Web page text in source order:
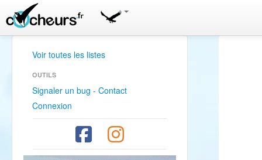
Voir toutes les listes
OUTILS
Signaler un bug - Contact
Connexion